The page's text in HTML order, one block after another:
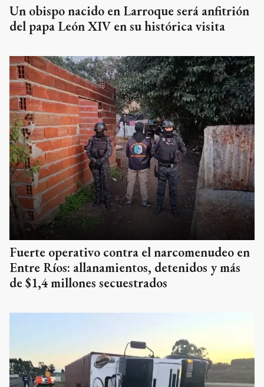
Un obispo nacido en Larroque será anfitrión
del papa León XIV en su histórica visita
Fuerte operativo contra el narcomenudeo en
Entre Ríos: allanamientos, detenidos y más
de $1,4 millones secuestrados